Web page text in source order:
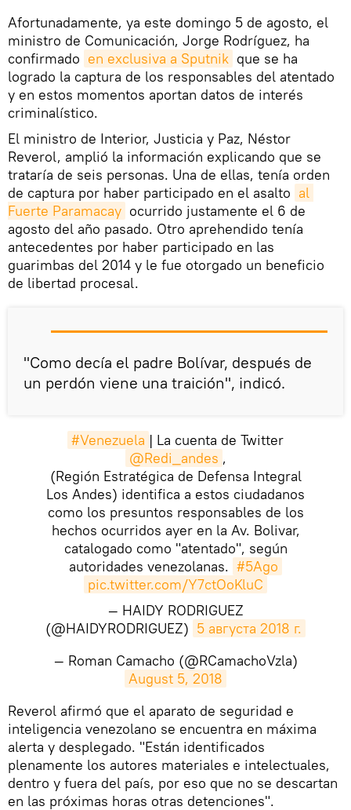
Afortunadamente, ya este domingo 5 de agosto, el
ministro de Comunicación, Jorge Rodríguez, ha
confirmado en exclusiva a Sputnik que se ha
logrado la captura de los responsables del atentado
y en estos momentos aportan datos de interés
criminalístico.
El ministro de Interior, Justicia y Paz, Néstor
Reverol, amplió la información explicando que se
trataría de seis personas. Una de ellas, tenía orden
de captura por haber participado en el asalto al
Fuerte Paramacay ocurrido justamente el 6 de
agosto del año pasado. Otro aprehendido tenía
antecedentes por haber participado en las
guarimbas del 2014 y le fue otorgado un beneficio
de libertad procesal.
"Como decía el padre Bolívar, después de
un perdón viene una traición", indicó.
#Venezuela | La cuenta de Twitter
@Redi_andes ,
(Región Estratégica de Defensa Integral
Los Andes) identifica a estos ciudadanos
como los presuntos responsables de los
hechos ocurridos ayer en la Av. Bolivar,
catalogado como "atentado", según
autoridades venezolanas. #5Ago
pic.twitter.com/Y7ctOoKluC
— HAIDY RODRIGUEZ
(@HAIDYRODRIGUEZ) 5 августа 2018 г.
— Roman Camacho (@RCamachoVzla)
August 5, 2018
Reverol afirmó que el aparato de seguridad e
inteligencia venezolano se encuentra en máxima
alerta y desplegado. "Están identificados
plenamente los autores materiales e intelectuales,
dentro y fuera del país, por eso que no se descartan
en las próximas horas otras detenciones".